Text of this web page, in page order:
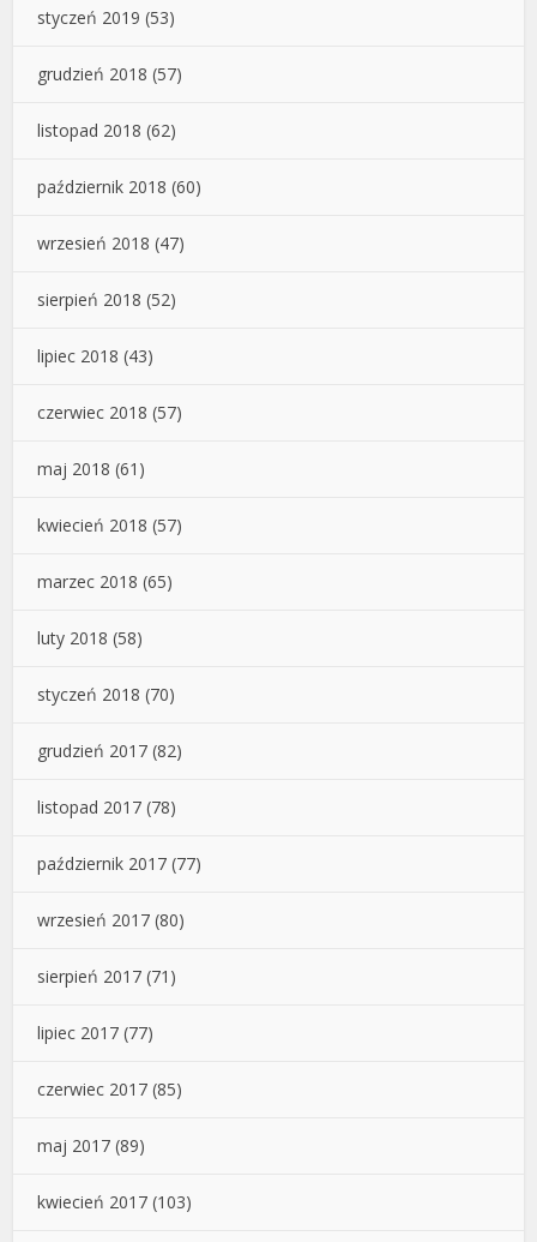
styczeń 2019 (53)
grudzień 2018 (57)
listopad 2018 (62)
październik 2018 (60)
wrzesień 2018 (47)
sierpień 2018 (52)
lipiec 2018 (43)
czerwiec 2018 (57)
maj 2018 (61)
kwiecień 2018 (57)
marzec 2018 (65)
luty 2018 (58)
styczeń 2018 (70)
grudzień 2017 (82)
listopad 2017 (78)
październik 2017 (77)
wrzesień 2017 (80)
sierpień 2017 (71)
lipiec 2017 (77)
czerwiec 2017 (85)
maj 2017 (89)
kwiecień 2017 (103)